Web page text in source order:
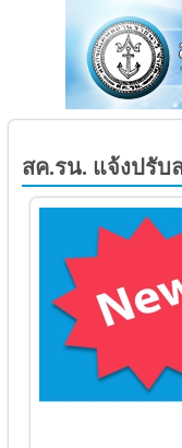
สค.รน. แจ้งปรับ